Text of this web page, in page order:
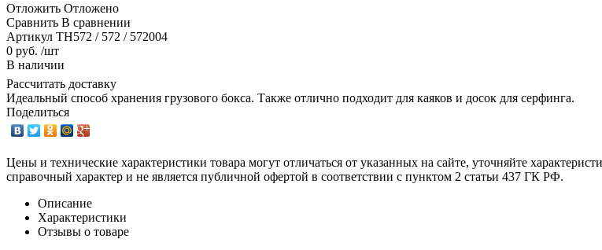
Отложить Отложено
Сравнить В сравнении
Артикул TH572 / 572 / 572004
0 руб. /шт
В наличии
Рассчитать доставку
Идеальный способ хранения грузового бокса. Также отлично подходит для каяков и досок для серфинга.
Поделиться
Цены и технические характеристики товара могут отличаться от указанных на сайте, уточняйте
справочный характер и не является публичной офертой в соответствии с пунктом 2 статьи 437 ГК РФ.
Описание
Характеристики
Отзывы о товаре